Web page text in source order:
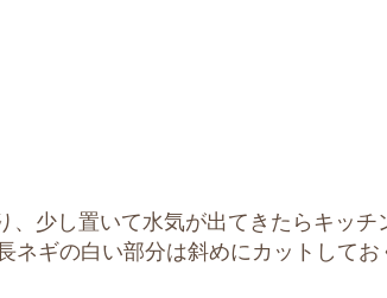
少し置いて水気が出てきたらキッ
ギの白い部分は斜めにカットしてお